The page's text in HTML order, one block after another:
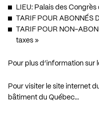
LIEU: Palais des Congrès
TARIF POUR ABONNÉS
TARIF POUR NON-
taxes »
Pour plus d’information sur
Pour visiter le site internet
bâtiment du Québec…